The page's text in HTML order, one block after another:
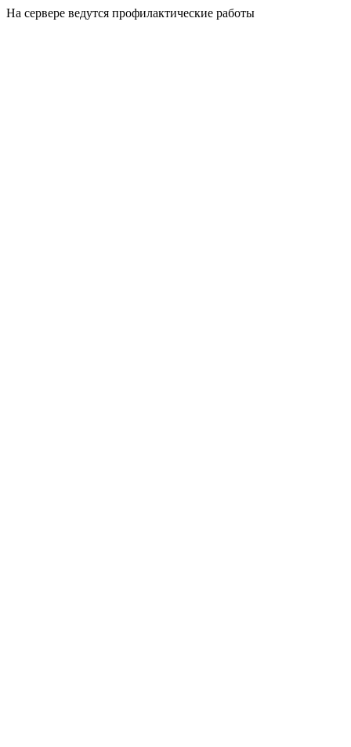
На сервере ведутся профилактические работы